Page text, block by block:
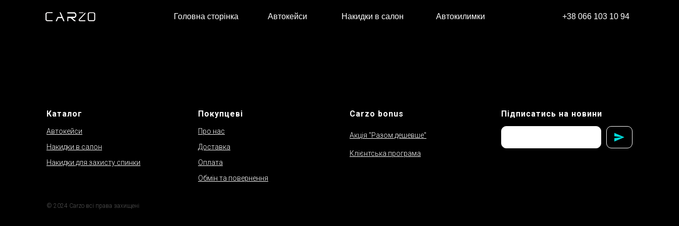
Головна сторінка +38 066 103 10 94
Автокейси Накидки в салон Автокилимки
Каталог
Автокейси
Накидки в салон
Накидки для захисту спинки
Покупцеві
Про нас
Доставка
Оплата
Обмін та повернення
Сarzo bonus
Акція "Разом дешевше"
Клієнтська програма
Підписатись на новини
© 2024 Сarzo всі права захищені